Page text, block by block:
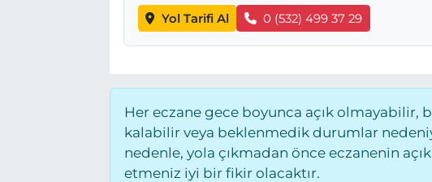
Yol Tarifi Al 0 (532) 499 37 29
Her eczane gece boyunca açık olmayabilir,
kalabilir veya beklenmedik durumlar
nedenle, yola çıkmadan önce eczanenin
etmeniz iyi bir fikir olacaktır.